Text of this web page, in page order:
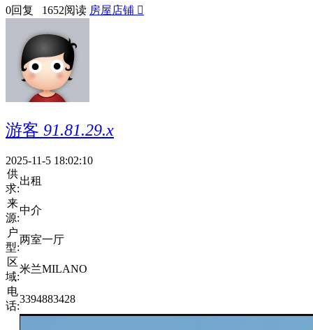
0回复 1652阅读 房屋店铺 
游客 91.81.29.x
2025-11-5 18:02:10
供
求:
出租
来
源:
中介
户
型:
两室一厅
区
域:
米兰MILANO
电
话:
3394883428